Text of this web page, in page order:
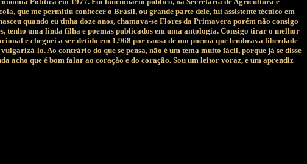
que me permitiu conhecer o Brasil, ou grande parte dele, fui assistente técnico em
quando eu tinha doze anos, chamava-se Flores da Primavera porém não consigo
tenho uma linda filha e poemas publicados em uma antologia. Consigo tirar o melhor
e cheguei a ser detido em 1.968 por causa de um poema que lembrava liberdade
lo. Ao contrário do que se pensa, não é um tema muito fácil, porque já se disse
acho que é bom falar ao coração e do coração. Sou um leitor voraz, e um aprendiz